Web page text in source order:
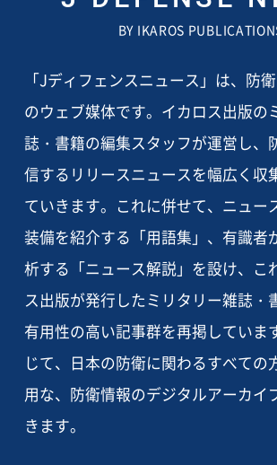
BY IKAROS
「Jディフェンスニュース」は、防
のウェブ媒体です。イカロス出版の
誌・書籍の編集スタッフが運営し、
信するリリースニュースを幅広く収
ていきます。これに併せて、ニュー
装備を紹介する「用語集」、有識者
析する「ニュース解説」を設け、こ
ス出版が発行したミリタリー雑誌・
有用性の高い記事群を再掲していま
じて、日本の防衛に関わるすべての
用な、防衛情報のデジタルアーカイ
きます。